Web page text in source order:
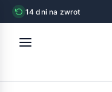
14 dni na zwrot